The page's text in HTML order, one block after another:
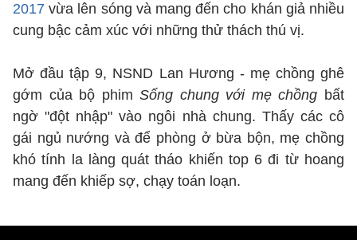
2017 vừa lên sóng và mang đến cho khán giả nhiều
cung bậc cảm xúc với những thử thách thú vị.
Mở đầu tập 9, NSND Lan Hương - mẹ chồng ghê
gớm của bộ phimSống chung với mẹ chồng bất
ngờ "đột nhập" vào ngôi nhà chung. Thấy các cô
gái ngủ nướng và để phòng ở bừa bộn, mẹ chồng
khó tính la làng quát tháo khiến top 6 đi từ hoang
mang đến khiếp sợ, chạy toán loạn.